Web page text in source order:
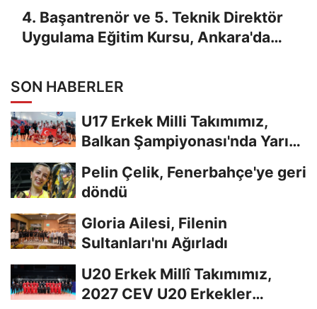
4. Başantrenör ve 5. Teknik Direktör
Uygulama Eğitim Kursu, Ankara'da
SON HABERLER
U17 Erkek Milli Takımımız,
Balkan Şampiyonası'nda Yarı
Pelin Çelik, Fenerbahçe'ye geri
döndü
Gloria Ailesi, Filenin
Sultanları'nı Ağırladı
U20 Erkek Millî Takımımız,
2027 CEV U20 Erkekler